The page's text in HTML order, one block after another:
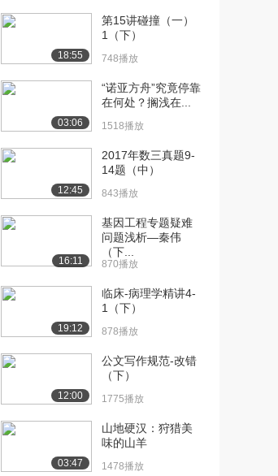
讲（下）
1805播放
[13] 餐饮空间与尺度第二
讲（上）
7505播放
[14] 餐饮空间与尺度第二
2654播放
[15] 影院及医院空间尺度
3098播放
[16] 影院及医院空间尺度
1051播放
[17] 影院及医院空间尺度
（下）
1134播放
[18] 营业空间与尺度第一
讲（上）
3817播放
[19] 营业空间与尺度第一
讲（下）
18:55
第15讲碰撞（一）
1（下）
748播放
03:06
“诺亚方舟”究竟停靠
在何处？搁浅在...
1518播放
12:45
2017年数三真题9-
14题（中）
843播放
16:11
基因工程专题疑难
问题浅析—秦伟
（下...
870播放
19:12
临床-病理学精讲4-
1（下）
878播放
12:00
公文写作规范-改错
（下）
1775播放
03:47
山地硬汉：狩猎美
味的山羊
1478播放